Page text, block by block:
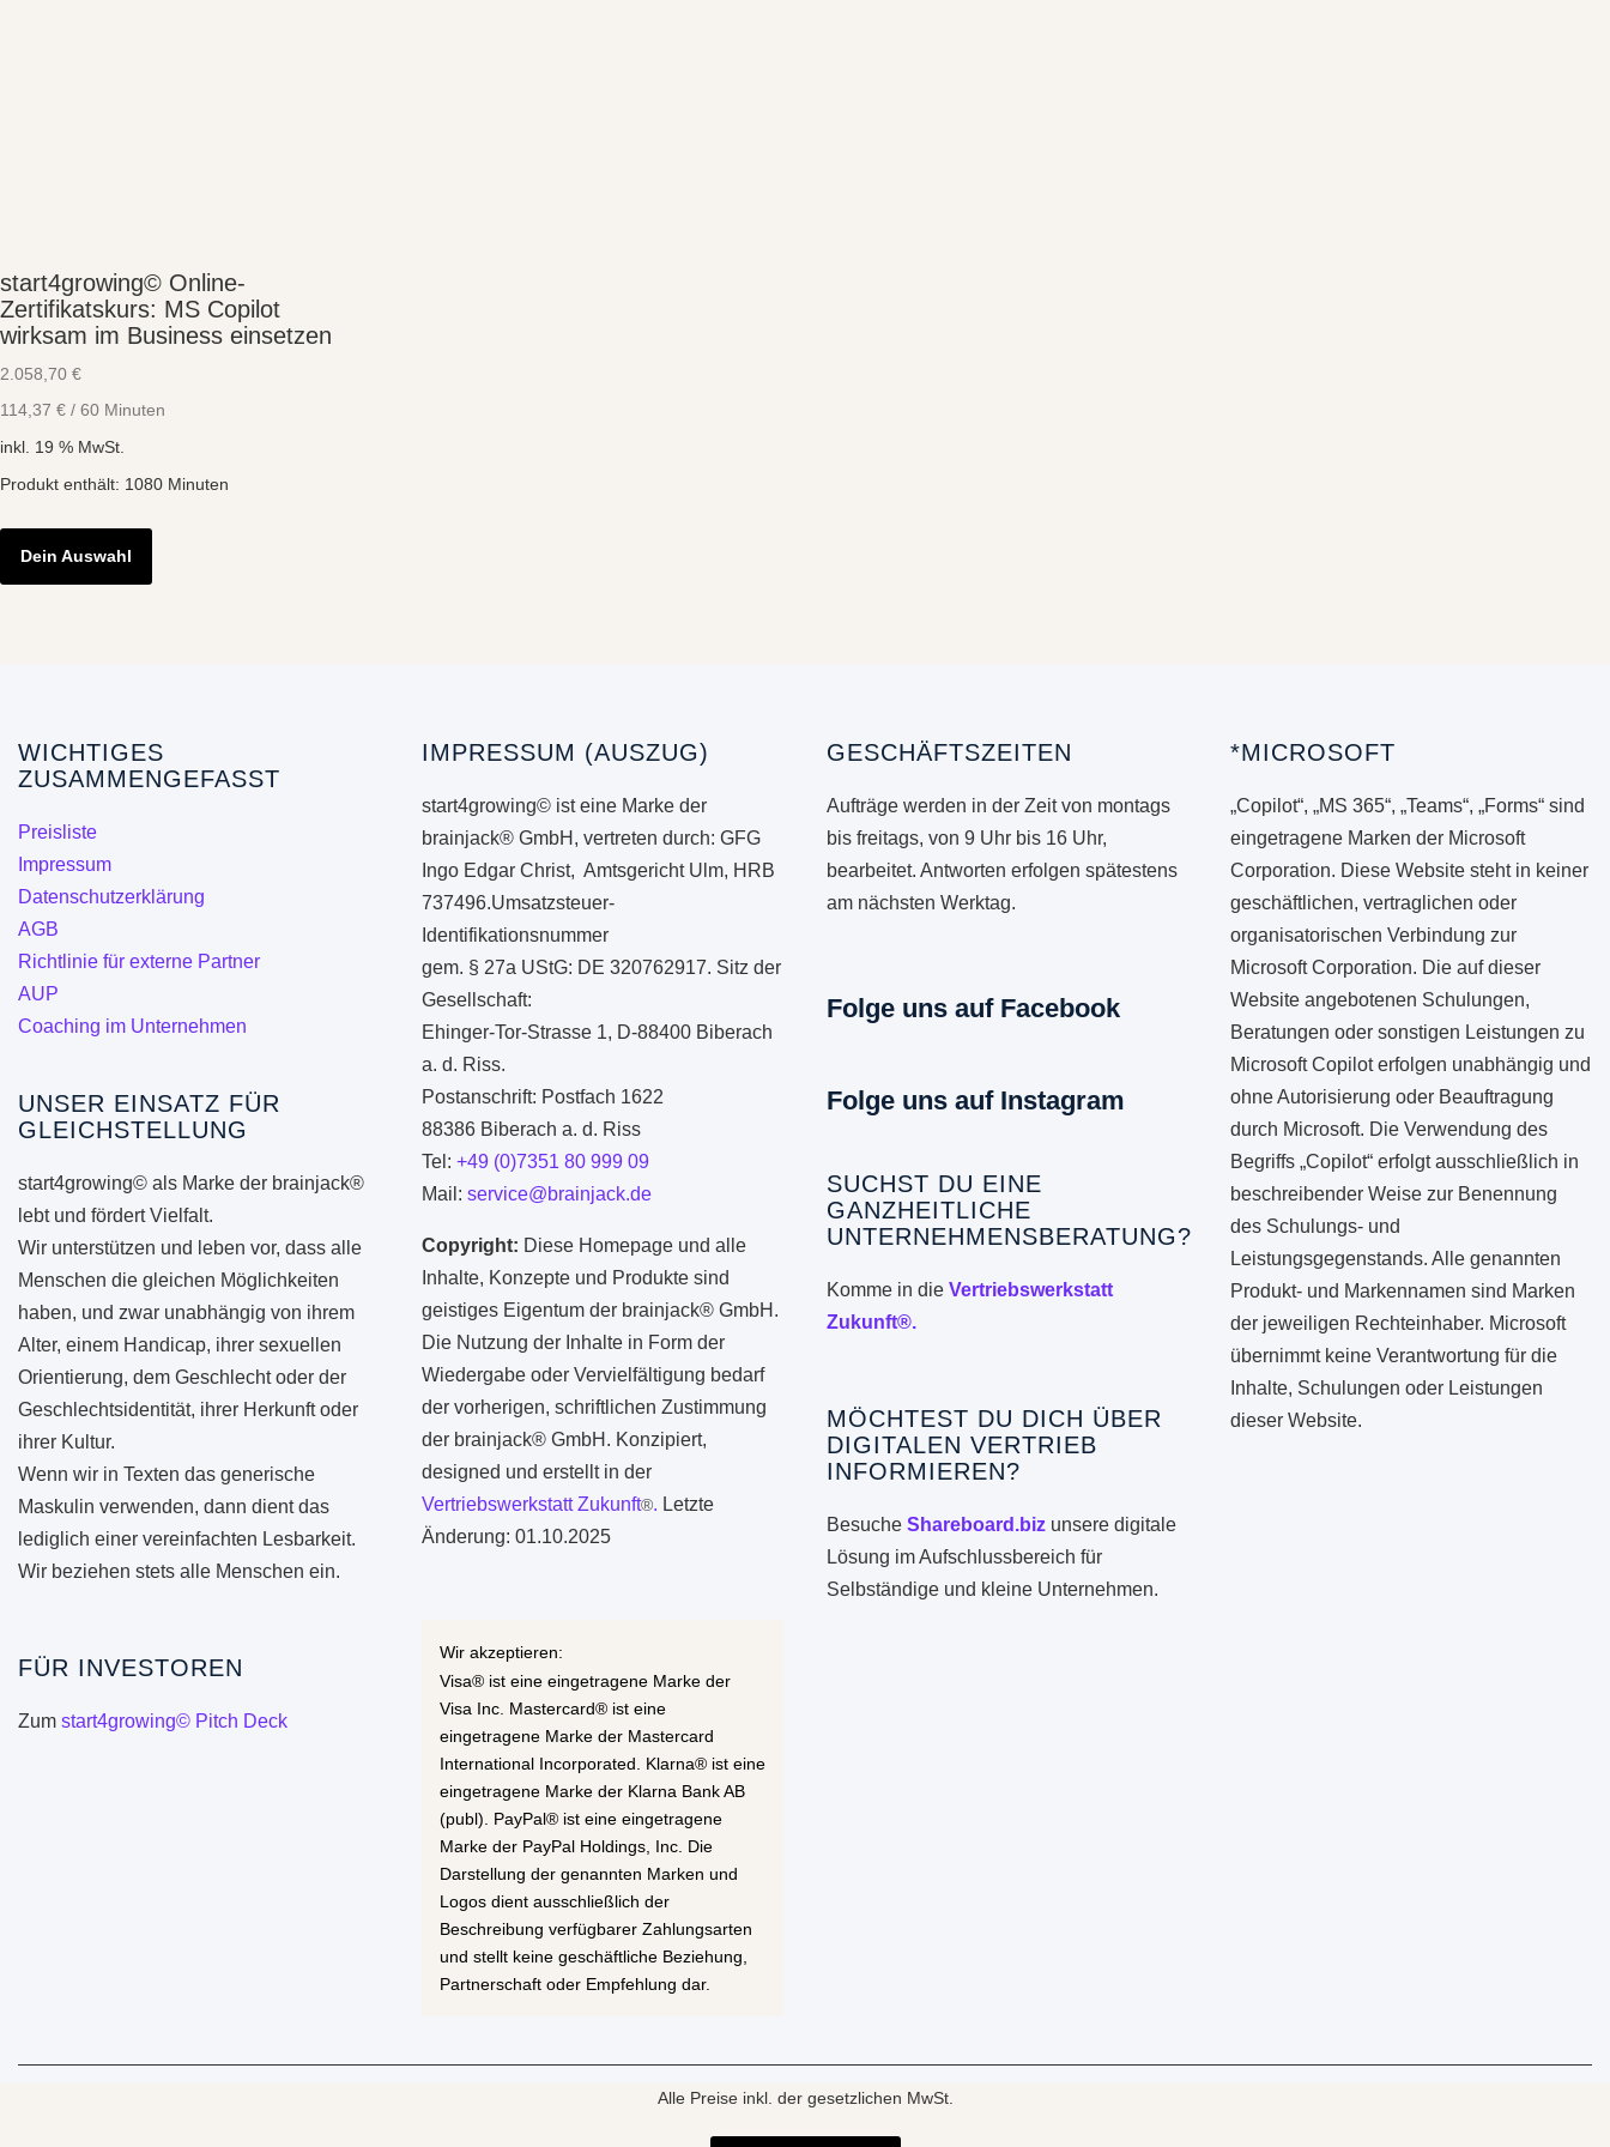
start4growing© Online-
Zertifikatskurs: MS Copilot
wirksam im Business einsetzen
2.058,70 €
114,37 € / 60 Minuten
inkl. 19 % MwSt.
Produkt enthält: 1080 Minuten
Dein Auswahl
WICHTIGES
ZUSAMMENGEFASST
Preisliste
Impressum
Datenschutzerklärung
AGB
Richtlinie für externe Partner
AUP
Coaching im Unternehmen
UNSER EINSATZ FÜR
GLEICHSTELLUNG
start4growing© als Marke der brainjack®
lebt und fördert Vielfalt.
Wir unterstützen und leben vor, dass alle
Menschen die gleichen Möglichkeiten
haben, und zwar unabhängig von ihrem
Alter, einem Handicap, ihrer sexuellen
Orientierung, dem Geschlecht oder der
Geschlechtsidentität, ihrer Herkunft oder
ihrer Kultur.
Wenn wir in Texten das generische
Maskulin verwenden, dann dient das
lediglich einer vereinfachten Lesbarkeit.
Wir beziehen stets alle Menschen ein.
FÜR INVESTOREN
Zum start4growing© Pitch Deck
IMPRESSUM (AUSZUG)
start4growing© ist eine Marke der
brainjack® GmbH, vertreten durch: GFG
Ingo Edgar Christ, Amtsgericht Ulm, HRB
737496.Umsatzsteuer-
Identifikationsnummer
gem. § 27a UStG: DE 320762917. Sitz der
Gesellschaft:
Ehinger-Tor-Strasse 1, D-88400 Biberach
a. d. Riss.
Postanschrift: Postfach 1622
88386 Biberach a. d. Riss
Tel:+49 (0)7351 80 999 09
Mail:service@brainjack.de
Copyright: Diese Homepage und alle
Inhalte, Konzepte und Produkte sind
geistiges Eigentum der brainjack® GmbH.
Die Nutzung der Inhalte in Form der
Wiedergabe oder Vervielfältigung bedarf
der vorherigen, schriftlichen Zustimmung
der brainjack® GmbH. Konzipiert,
designed und erstellt in der
Vertriebswerkstatt Zukunft®. Letzte
Änderung: 01.10.2025
Wir akzeptieren:
Visa® ist eine eingetragene Marke der
Visa Inc. Mastercard® ist eine
eingetragene Marke der Mastercard
International Incorporated. Klarna® ist eine
eingetragene Marke der Klarna Bank AB
(publ). PayPal® ist eine eingetragene
Marke der PayPal Holdings, Inc. Die
Darstellung der genannten Marken und
Logos dient ausschließlich der
Beschreibung verfügbarer Zahlungsarten
und stellt keine geschäftliche Beziehung,
Partnerschaft oder Empfehlung dar.
GESCHÄFTSZEITEN
Aufträge werden in der Zeit von montags
bis freitags, von 9 Uhr bis 16 Uhr,
bearbeitet. Antworten erfolgen spätestens
am nächsten Werktag.
Folge uns auf Facebook
Folge uns auf Instagram
SUCHST DU EINE
GANZHEITLICHE
UNTERNEHMENSBERATUNG?
Komme in die Vertriebswerkstatt
Zukunft®.
MÖCHTEST DU DICH ÜBER
DIGITALEN VERTRIEB
INFORMIEREN?
Besuche Shareboard.bizunsere digitale
Lösung im Aufschlussbereich für
Selbständige und kleine Unternehmen.
*MICROSOFT
„Copilot“, „MS 365“, „Teams“, „Forms“ sind
eingetragene Marken der Microsoft
Corporation. Diese Website steht in keiner
geschäftlichen, vertraglichen oder
organisatorischen Verbindung zur
Microsoft Corporation. Die auf dieser
Website angebotenen Schulungen,
Beratungen oder sonstigen Leistungen zu
Microsoft Copilot erfolgen unabhängig und
ohne Autorisierung oder Beauftragung
durch Microsoft. Die Verwendung des
Begriffs „Copilot“ erfolgt ausschließlich in
beschreibender Weise zur Benennung
des Schulungs- und
Leistungsgegenstands. Alle genannten
Produkt- und Markennamen sind Marken
der jeweiligen Rechteinhaber. Microsoft
übernimmt keine Verantwortung für die
Inhalte, Schulungen oder Leistungen
dieser Website.
Alle Preise inkl. der gesetzlichen MwSt.